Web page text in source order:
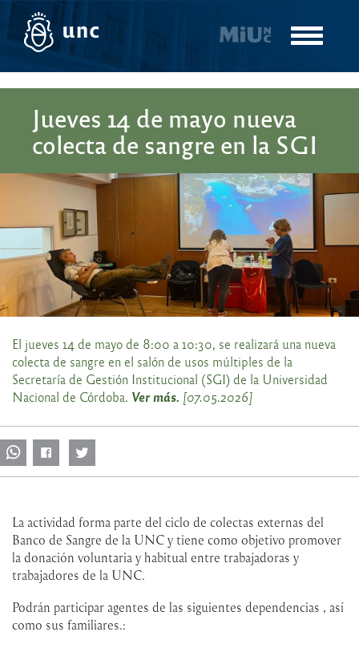
Pasar
contenido
Toggle
Jueves 14 de mayo nueva
colecta de sangre en la SGI
El jueves 14 de mayo de 8:00 a 10:30, se realizará una nueva
colecta de sangre en el salón de usos múltiples de la
Secretaría de Gestión Institucional (SGI) de la Universidad
Nacional de Córdoba. Ver más. [07.05.2026]
La actividad forma parte del ciclo de colectas externas del
Banco de Sangre de la UNC y tiene como objetivo promover
la donación voluntaria y habitual entre trabajadoras y
trabajadores de la UNC.
Podrán participar agentes de las siguientes dependencias , así
como sus familiares.: